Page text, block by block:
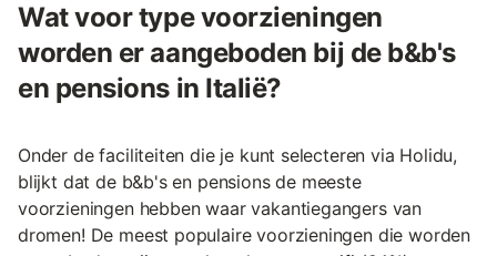
Wat voor type voorzieningen
worden er aangeboden bij de b&b's
en pensions in Italië?
Onder de faciliteiten die je kunt selecteren via Holidu,
blijkt dat de b&b's en pensions de meeste
voorzieningen hebben waar vakantiegangers van
dromen! De meest populaire voorzieningen die worden